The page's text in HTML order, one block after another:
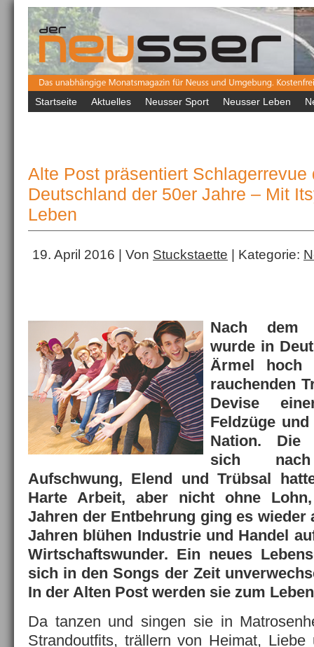
Startseite Aktuelles Neusser Sport Neusser Leben
Alte Post präsentiert Schlagerrevue
Deutschland der 50er Jahre – Mit
Leben
19. April 2016 | Von Stuckstaette | Kategorie:
Nach dem
wurde in
Ärmel hoch
rauchenden
Devise
Feldzüge
Nation. Die
sich
Aufschwung, Elend und Trübsal
Harte Arbeit, aber nicht ohne
Jahren der Entbehrung ging es wieder
Jahren blühen Industrie und Handel
Wirtschaftswunder. Ein neues
sich in den Songs der Zeit
In der Alten Post werden sie zum
Da tanzen und singen sie in
Strandoutfits, trällern von Heimat,